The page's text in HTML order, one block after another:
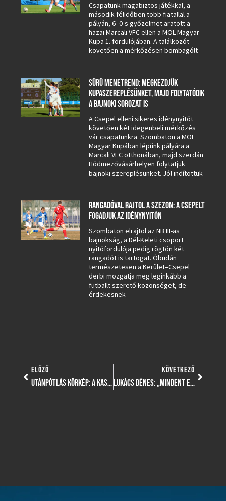
Csapatunk magabiztos játékkal, a
második félidőben több fiatallal a
pályán, 6–0-s győzelmet aratott a
hazai Marcali VFC ellen a MOL Magyar
Kupa 1. fordulójában. A találkozót
követően a mérkőzésen bombagólt
SŰRŰ MENETREND: MEGKEZDJÜK
KUPASZEREPLÉSÜNKET, MAJD FOLYTATÓDIK
A BAJNOKI SOROZAT IS
A Csepel elleni sikeres idénynyitót
követően két idegenbeli mérkőzés
vár csapatunkra. Szombaton a MOL
Magyar Kupában lépünk pályára a
Marcali VFC otthonában, majd szerdán
Hódmezővásárhelyen folytatjuk
bajnoki szereplésünket. Jól indítottuk
RANGADÓVAL RAJTOL A SZEZON: A CSEPELT
FOGADJUK AZ IDÉNYNYITÓN
Szombaton elrajtol az NB III-as
bajnokság, a Dél-Keleti csoport
nyitófordulója pedig rögtön két
rangadót is tartogat. Óbudán
természetesen a Kerület–Csepel
derbi mozgatja meg leginkább a
futballt szerető közönséget, de
érdekesnek
ELŐZŐ
UTÁNPÓTLÁS KÖRKÉP: A KASZAI CSAPAT MEGINT NYERT, DE KIÜTÉSES SIKERT ARATTAK U15-ÖS ÉS U14-ES FIATALJAINK IS!
KÖVETKEZŐ
LUKÁCS DÉNES: „MINDENT EL FOGUNK KÖVETNI AZÉRT, HOGY LEGYEN KEDDI MÉRKŐZÉS” – VIDEÓ